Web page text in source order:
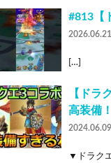
#813【
2026.06.21
[…]
【ドラ
高装備
2024.06.09
▼ドラク